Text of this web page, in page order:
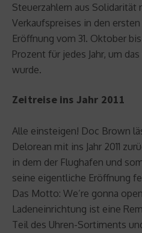
Steuerzahlern aus Solidarität
Verkaufspreises in den
Eröffnung vom 31. Oktober
Prozent für jedes Jahr, um
wurde.
Zeitreise ins Jahr 2011
Alle einsteigen! Doc Brown
Delorean mit ins Jahr 2011
in dem der Flughafen und
seine eigentliche Eröffnung
Das Motto: We’re gonna
Ladeneinrichtung ist eine
Teil des Uhren-Sortiments